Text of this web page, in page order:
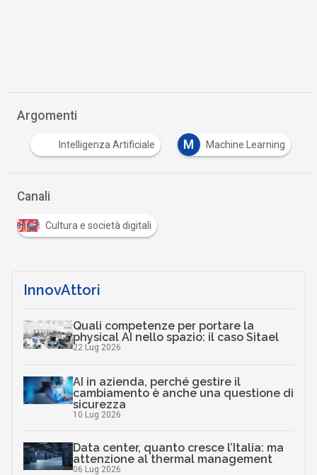
Argomenti
Intelligenza Artificiale M Machine Learning
Canali
Cultura e società digitali
InnovAttori
Quali competenze per portare la
physical AI nello spazio: il caso Sitael
22 Lug 2026
AI in azienda, perché gestire il
cambiamento è anche una questione di
sicurezza
10 Lug 2026
Data center, quanto cresce l’Italia: ma
attenzione al thermal management
06 Lug 2026